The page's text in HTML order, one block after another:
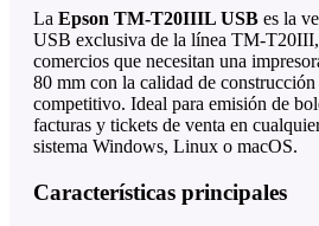
La Epson TM-T20IIIL USB es la
USB exclusiva de la línea TM-
comercios que necesitan una
80 mm con la calidad de
competitivo. Ideal para emisión de
facturas y tickets de venta en
sistema Windows, Linux o macOS.
Características principales